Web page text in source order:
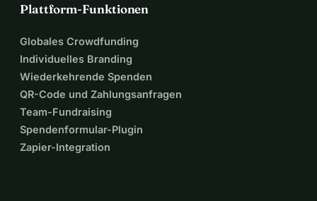
Plattform-Funktionen
Globales Crowdfunding
Individuelles Branding
Wiederkehrende Spenden
QR-Code und Zahlungsanfragen
Team-Fundraising
Spendenformular-Plugin
Zapier-Integration